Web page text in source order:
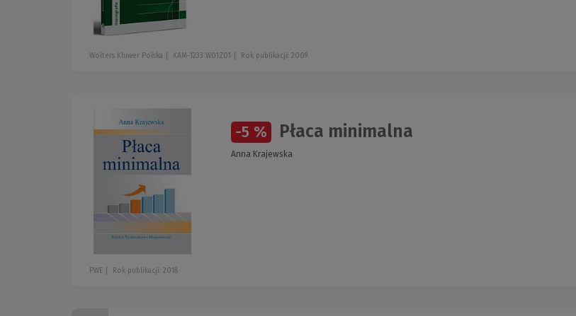
Wolters Kluwer Polska KAM-1233 W01Z01 Rok publikacji: 2009
-5 % Płaca minimalna
Anna Krajewska
PWE Rok publikacji: 2018